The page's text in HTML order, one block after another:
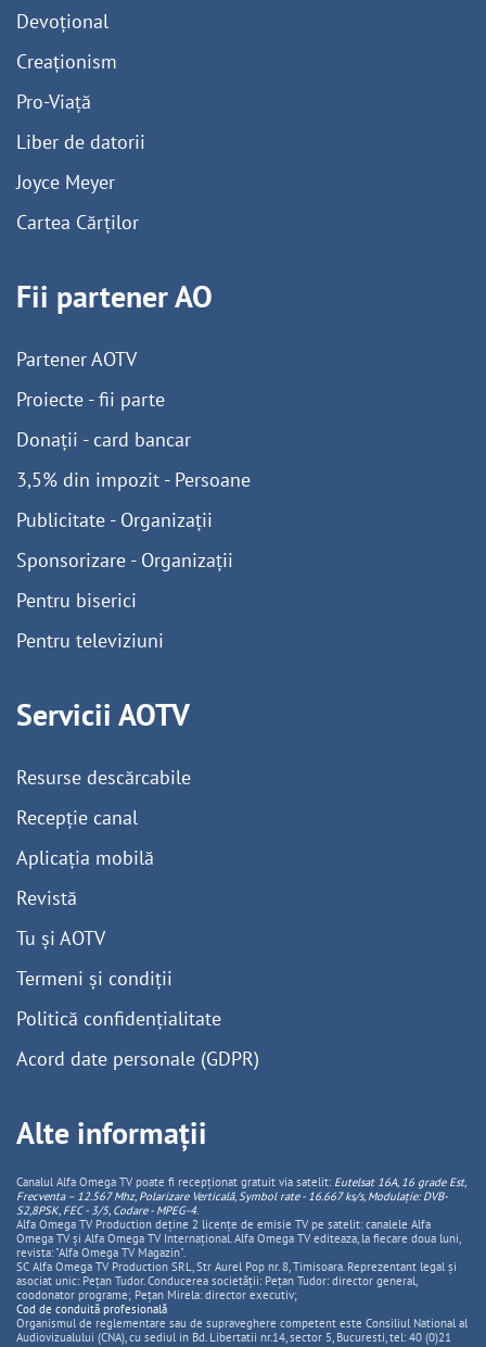
Devoțional
Creaționism
Pro-Viață
Liber de datorii
Joyce Meyer
Cartea Cărților
Fii partener AO
Partener AOTV
Proiecte - fii parte
Donații - card bancar
3,5% din impozit - Persoane
Publicitate - Organizații
Sponsorizare - Organizații
Pentru biserici
Pentru televiziuni
Servicii AOTV
Resurse descărcabile
Recepție canal
Aplicația mobilă
Revistă
Tu și AOTV
Termeni și condiții
Politică confidențialitate
Acord date personale (GDPR)
Alte informații
Canalul Alfa Omega TV poate fi recepționat gratuit via satelit: Eutelsat 16A, 16 grade Est,
Frecventa – 12.567 Mhz, PolarizareVerticală, Symbol rate - 16.667 ks/s, Modulație: DVB-
S2,8PSK, FEC - 3/5, Codare - MPEG-4.
Alfa Omega TV Production deține 2 licențe de emisie TV pe satelit: canalele Alfa
Omega TV și Alfa Omega TV Internațional. Alfa Omega TV editeaza, la fiecare doua luni,
revista: "Alfa Omega TV Magazin".
SC Alfa Omega TV Production SRL, Str Aurel Pop nr. 8, Timisoara. Reprezentant legal și
asociat unic: Pețan Tudor. Conducerea societății: Pețan Tudor: director general,
coodonator programe; Pețan Mirela: director executiv;
Cod de conduită profesională
Organismul de reglementare sau de supraveghere competent este Consiliul National al
Audiovizualului (CNA), cu sediul in Bd. Libertatii nr.14, sector 5, Bucuresti, tel: 40 (0)21